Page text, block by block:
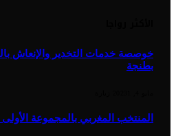
خوصصة خدمات التخدير والإنعاش
بطنجة
المنتخب المغربي بالمجموعة الأولى